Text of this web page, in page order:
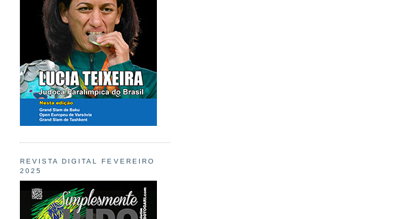
REVISTA DIGITAL FEVEREIRO
2025